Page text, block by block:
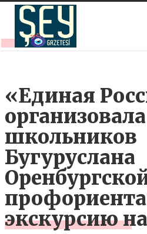
«Единая
школьников
Бугуруслана
экскурсию